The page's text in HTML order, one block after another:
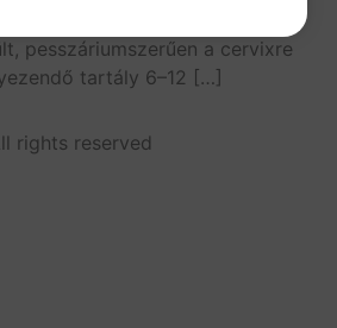
A szilikonból, latexből vagy
pesszáriumszerűen a cervixre
tartály 6–12 […]
rights reserved